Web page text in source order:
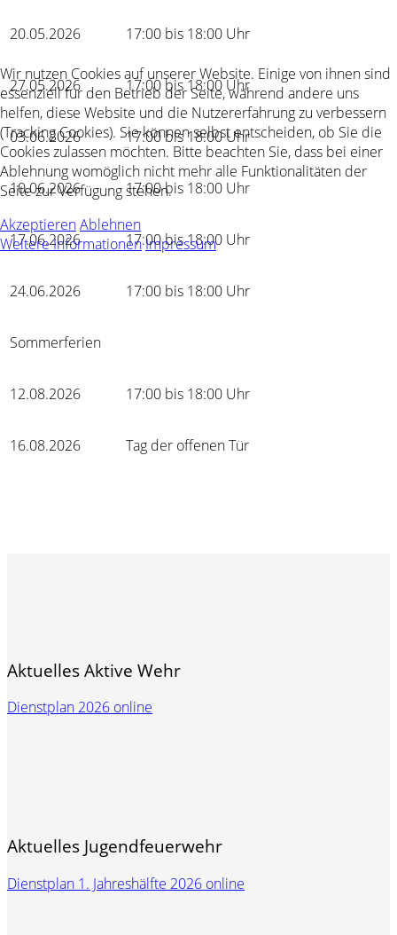
20.05.2026 17:00 bis 18:00 Uhr
27.05.2026 17:00 bis 18:00 Uhr
03.06.2026 17:00 bis 18:00 Uhr
10.06.2026 17:00 bis 18:00 Uhr
17.06.2026 17:00 bis 18:00 Uhr
24.06.2026 17:00 bis 18:00 Uhr
Sommerferien
12.08.2026 17:00 bis 18:00 Uhr
16.08.2026 Tag der offenen Tür
Aktuelles Aktive Wehr
Dienstplan 2026 online
Aktuelles Jugendfeuerwehr
Dienstplan 1. Jahreshälfte 2026 online
Wir nutzen Cookies auf unserer Website. Einige von ihnen sind
essenziell für den Betrieb der Seite, während andere uns
helfen, diese Website und die Nutzererfahrung zu verbessern
(Tracking Cookies). Sie können selbst entscheiden, ob Sie die
Cookies zulassen möchten. Bitte beachten Sie, dass bei einer
Ablehnung womöglich nicht mehr alle Funktionalitäten der
Seite zur Verfügung stehen.
AkzeptierenAblehnen
Weitere Informationen Impressum